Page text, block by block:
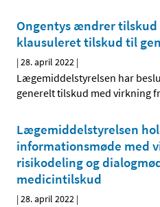
Ongentys ændrer
klausuleret tilskud til
|28. april 2022 |
Lægemiddelstyrelsen har
generelt tilskud med virkning
Lægemiddelstyrelsen
informationsmøde med
risikodeling og
medicintilskud
|28. april 2022 |